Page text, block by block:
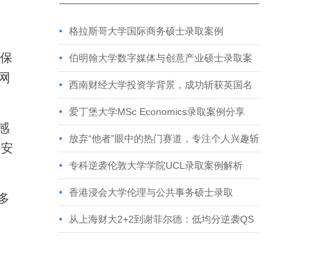
格拉斯哥大学国际商务硕士录取案例
伯明翰大学数字媒体与创意产业硕士录取案
例 西南财经大学投资学背景，成功斩获英国名
校多份Offer
爱丁堡大学MSc Economics录取案例分享
放弃“他者”眼中的热门赛道，专注个人兴趣斩
获藤校offer｜成功跨专业申请经验分享
专科逆袭伦敦大学学院UCL录取案例解析
香港浸会大学伦理与公共事务硕士录取
从上海财大2+2到谢菲尔德：低均分逆袭QS